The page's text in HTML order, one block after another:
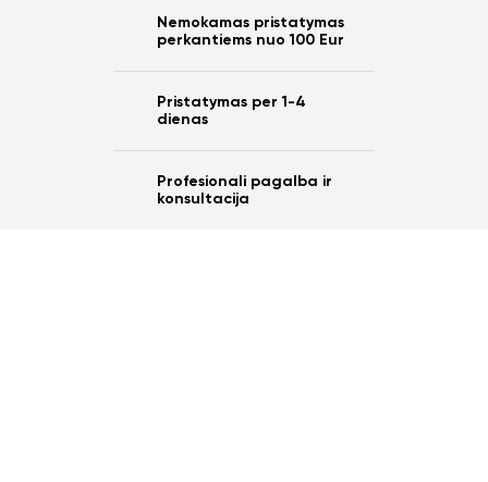
Nemokamas pristatymas
perkantiems nuo 100 Eur
Pristatymas per 1-4
dienas
Profesionali pagalba ir
konsultacija